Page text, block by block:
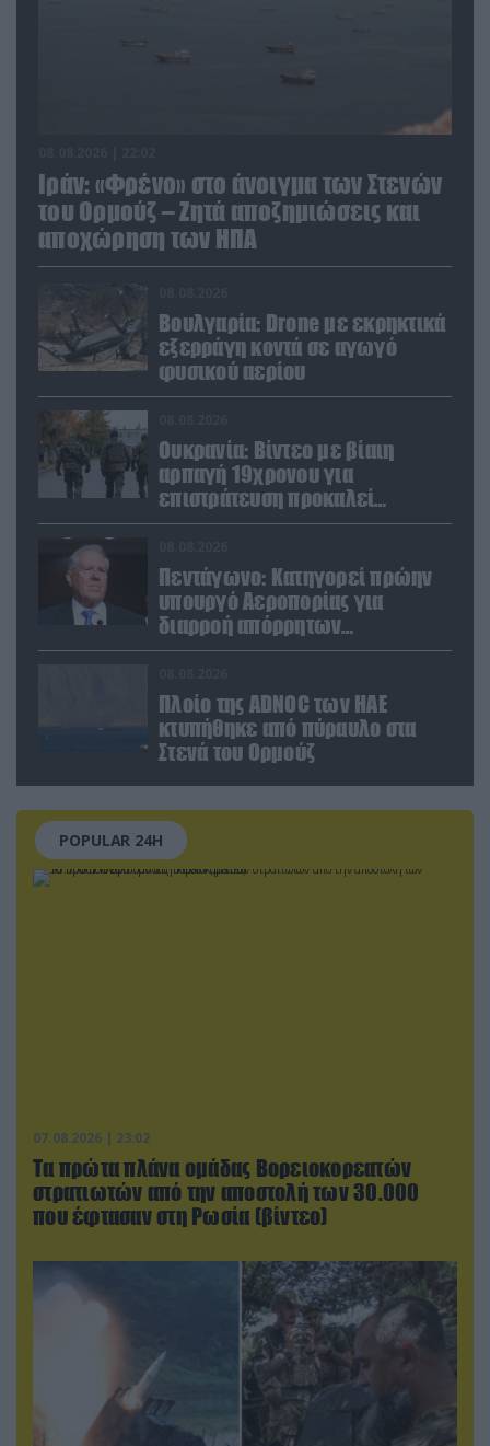
Ιράν: «Φρένο» στο άνοιγμα των Στενών
του Ορμούζ – Ζητά αποζημιώσεις και
αποχώρηση των ΗΠΑ
Βουλγαρία: Drone με εκρηκτικά
εξερράγη κοντά σε αγωγό
φυσικού αερίου
Ουκρανία: Βίντεο με βίαιη
αρπαγή 19χρονου για
επιστράτευση προκαλεί
αντιδράσεις
Πεντάγωνο: Κατηγορεί πρώην
υπουργό Αεροπορίας για
διαρροή απόρρητων
πληροφοριών
Πλοίο της ADNOC των ΗΑΕ
κτυπήθηκε από πύραυλο στα
Στενά του Ορμούζ
POPULAR 24H
07.08.2026 | 23:02
Τα πρώτα πλάνα ομάδας Βορειοκορεατών
στρατιωτών από την αποστολή των 30.000
που έφτασαν στη Ρωσία (βίντεο)